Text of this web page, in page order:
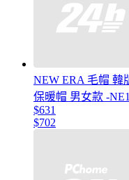
NEW ERA 毛帽 韓
保暖帽 男女款 -
$631
$702